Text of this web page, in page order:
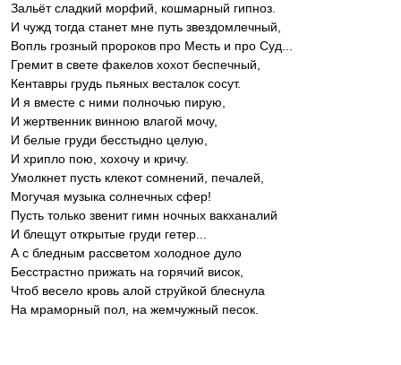
Зальёт сладкий морфий, кошмарный гипноз.
И чужд тогда станет мне путь звездомлечный,
Вопль грозный пророков про Месть и про Суд...
Гремит в свете факелов хохот беспечный,
Кентавры грудь пьяных весталок сосут.
И я вместе с ними полночью пирую,
И жертвенник винною влагой мочу,
И белые груди бесстыдно целую,
И хрипло пою, хохочу и кричу.
Умолкнет пусть клекот сомнений, печалей,
Могучая музыка солнечных сфер!
Пусть только звенит гимн ночных вакханалий
И блещут открытые груди гетер...
А с бледным рассветом холодное дуло
Бесстрастно прижать на горячий висок,
Чтоб весело кровь алой струйкой блеснула
На мраморный пол, на жемчужный песок.